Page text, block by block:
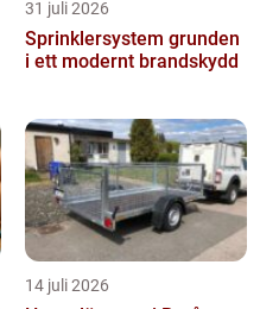
31 juli 2026
Sprinklersystem grunden
i ett modernt brandskydd
14 juli 2026